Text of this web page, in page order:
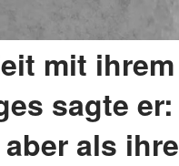
mit ihrem
sagte er:
als ihre